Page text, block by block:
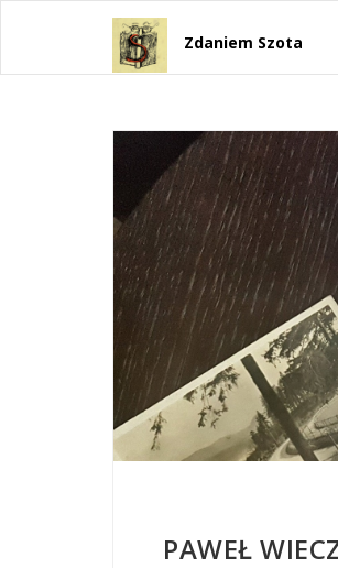
Zdaniem Szota
PAWEŁ